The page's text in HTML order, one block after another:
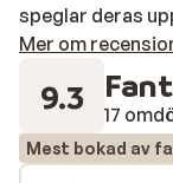
speglar deras
Mer om
9.3 17
Mest bokad av